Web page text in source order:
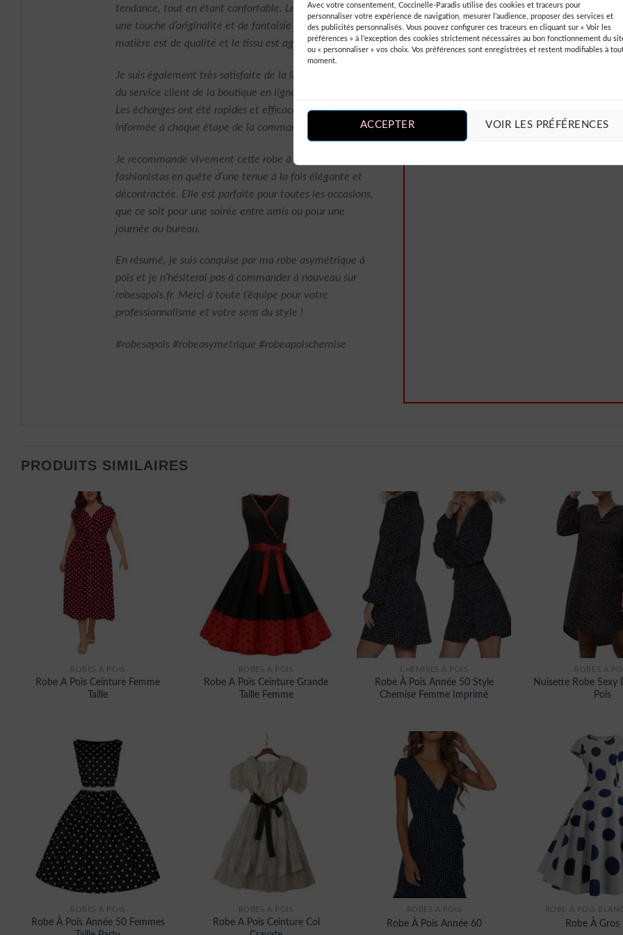
Avec votre consentement, Coccinelle-Paradis utilise des cookies et traceurs pour
personnaliser votre expérience de navigation, mesurer l’audience, proposer des services et
des publicités personnalisés. Vous pouvez configurer ces traceurs en cliquant sur « Voir les
préférences » à l’exception des cookies strictement nécessaires au bon fonctionnement du
ou « personnaliser » vos choix. Vos préférences sont enregistrées et restent modifiables à
moment.
ACCEPTER VOIR LES PRÉFÉRENCES
tendance, tout en étant confortable. Les pois apportent
une touche d’originalité et de fantaisie à la tenue. La
matière est de qualité et le tissu est agréable à porter.
Je suis également très satisfaite de la livraison rapide et
du service client de la boutique en ligne robesapois.fr.
Les échanges ont été rapides et efficaces, et j’ai été
informée à chaque étape de la commande.
Je recommande vivement cette robe à toutes les
fashionistas en quête d’une tenue à la fois élégante et
décontractée. Elle est parfaite pour toutes les occasions,
que ce soit pour une soirée entre amis ou pour une
journée au bureau.
En résumé, je suis conquise par ma robe asymétrique à
pois et je n’hésiterai pas à commander à nouveau sur
robesapois.fr. Merci à toute l’équipe pour votre
professionnalisme et votre sens du style !
#robesapois #robeasymetrique #robeapoischemise
PRODUITS SIMILAIRES
ROBES À POIS
Robe A Pois Ceinture Femme
Taille
ROBES À POIS
Robe A Pois Ceinture Grande
Taille Femme
CHEMISES À POIS
Robe À Pois Année 50 Style
Chemise Femme Imprimé
ROBES À
Nuisette Robe Sexy
Pois
ROBES À POIS
Robe À Pois Année 50 Femmes
ROBES À POIS
Robe A Pois Ceinture Col
ROBES À POIS
Robe À Pois Année 60
ROBE A POIS
Robe À Gros